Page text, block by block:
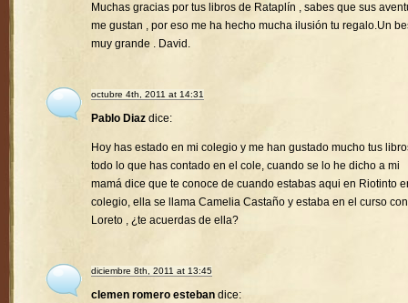
Muchas gracias por tus libros de Rataplín , sabes que sus
me gustan , por eso me ha hecho mucha ilusión tu regalo.Un
muy grande . David.
octubre 4th, 2011 at 14:31
Pablo Diaz dice:
Hoy has estado en mi colegio y me han gustado mucho tus
todo lo que has contado en el cole, cuando se lo he dicho a mi
mamá dice que te conoce de cuando estabas aqui en Riotinto
colegio, ella se llama Camelia Castaño y estaba en el curso con
Loreto , ¿te acuerdas de ella?
diciembre 8th, 2011 at 13:45
clemen romero esteban dice: